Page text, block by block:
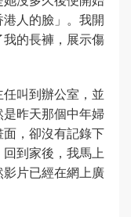
人的臉」。我開
的長褲，展示傷
叫到辦公室，並
昨天那個中年婦
，卻沒有記錄下
到家後，我馬上
片已經在網上廣